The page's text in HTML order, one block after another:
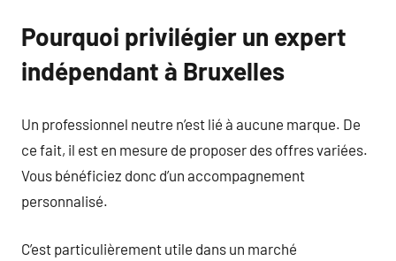
Pourquoi privilégier un expert
indépendant à Bruxelles
Un professionnel neutre n’est lié à aucune marque. De
ce fait, il est en mesure de proposer des offres variées.
Vous bénéficiez donc d’un accompagnement
personnalisé.
C’est particulièrement utile dans un marché